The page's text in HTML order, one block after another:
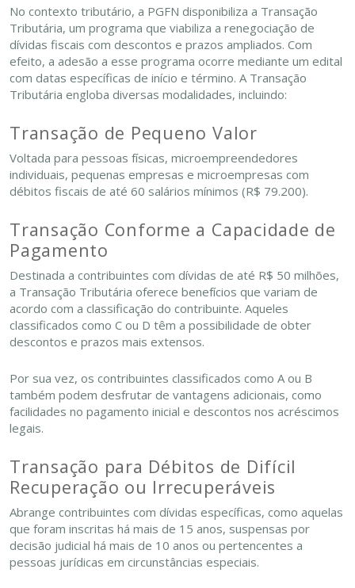
No contexto tributário, a PGFN disponibiliza a Transação
Tributária, um programa que viabiliza a renegociação de
dívidas fiscais com descontos e prazos ampliados. Com
efeito, a adesão a esse programa ocorre mediante um edital
com datas específicas de início e término. A Transação
Tributária engloba diversas modalidades, incluindo:
Transação de Pequeno Valor
Voltada para pessoas físicas, microempreendedores
individuais, pequenas empresas e microempresas com
débitos fiscais de até 60 salários mínimos (R$ 79.200).
Transação Conforme a Capacidade de
Pagamento
Destinada a contribuintes com dívidas de até R$ 50 milhões,
a Transação Tributária oferece benefícios que variam de
acordo com a classificação do contribuinte. Aqueles
classificados como C ou D têm a possibilidade de obter
descontos e prazos mais extensos.
Por sua vez, os contribuintes classificados como A ou B
também podem desfrutar de vantagens adicionais, como
facilidades no pagamento inicial e descontos nos acréscimos
legais.
Transação para Débitos de Difícil
Recuperação ou Irrecuperáveis
Abrange contribuintes com dívidas específicas, como aquelas
que foram inscritas há mais de 15 anos, suspensas por
decisão judicial há mais de 10 anos ou pertencentes a
pessoas jurídicas em circunstâncias especiais.